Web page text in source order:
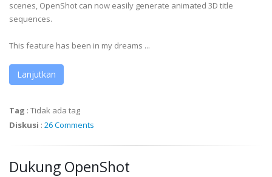
scenes, OpenShot can now easily generate animated 3D title
sequences.
This feature has been in my dreams ...
Lanjutkan
Tag : Tidak ada tag
Diskusi : 26 Comments
Dukung OpenShot